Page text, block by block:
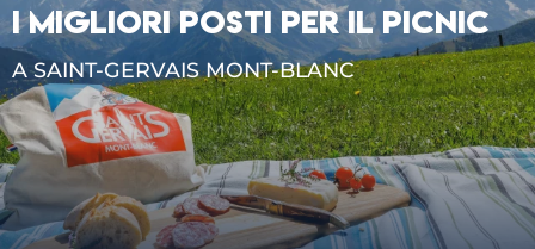
I MIGLIORI POSTI PER IL PICNIC
A SAINT-GERVAIS MONT-BLANC